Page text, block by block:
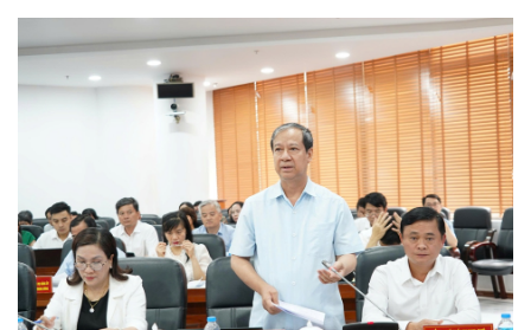
Các nhà khoa học của Viện Hàn lâm tham dự buổi làm việc